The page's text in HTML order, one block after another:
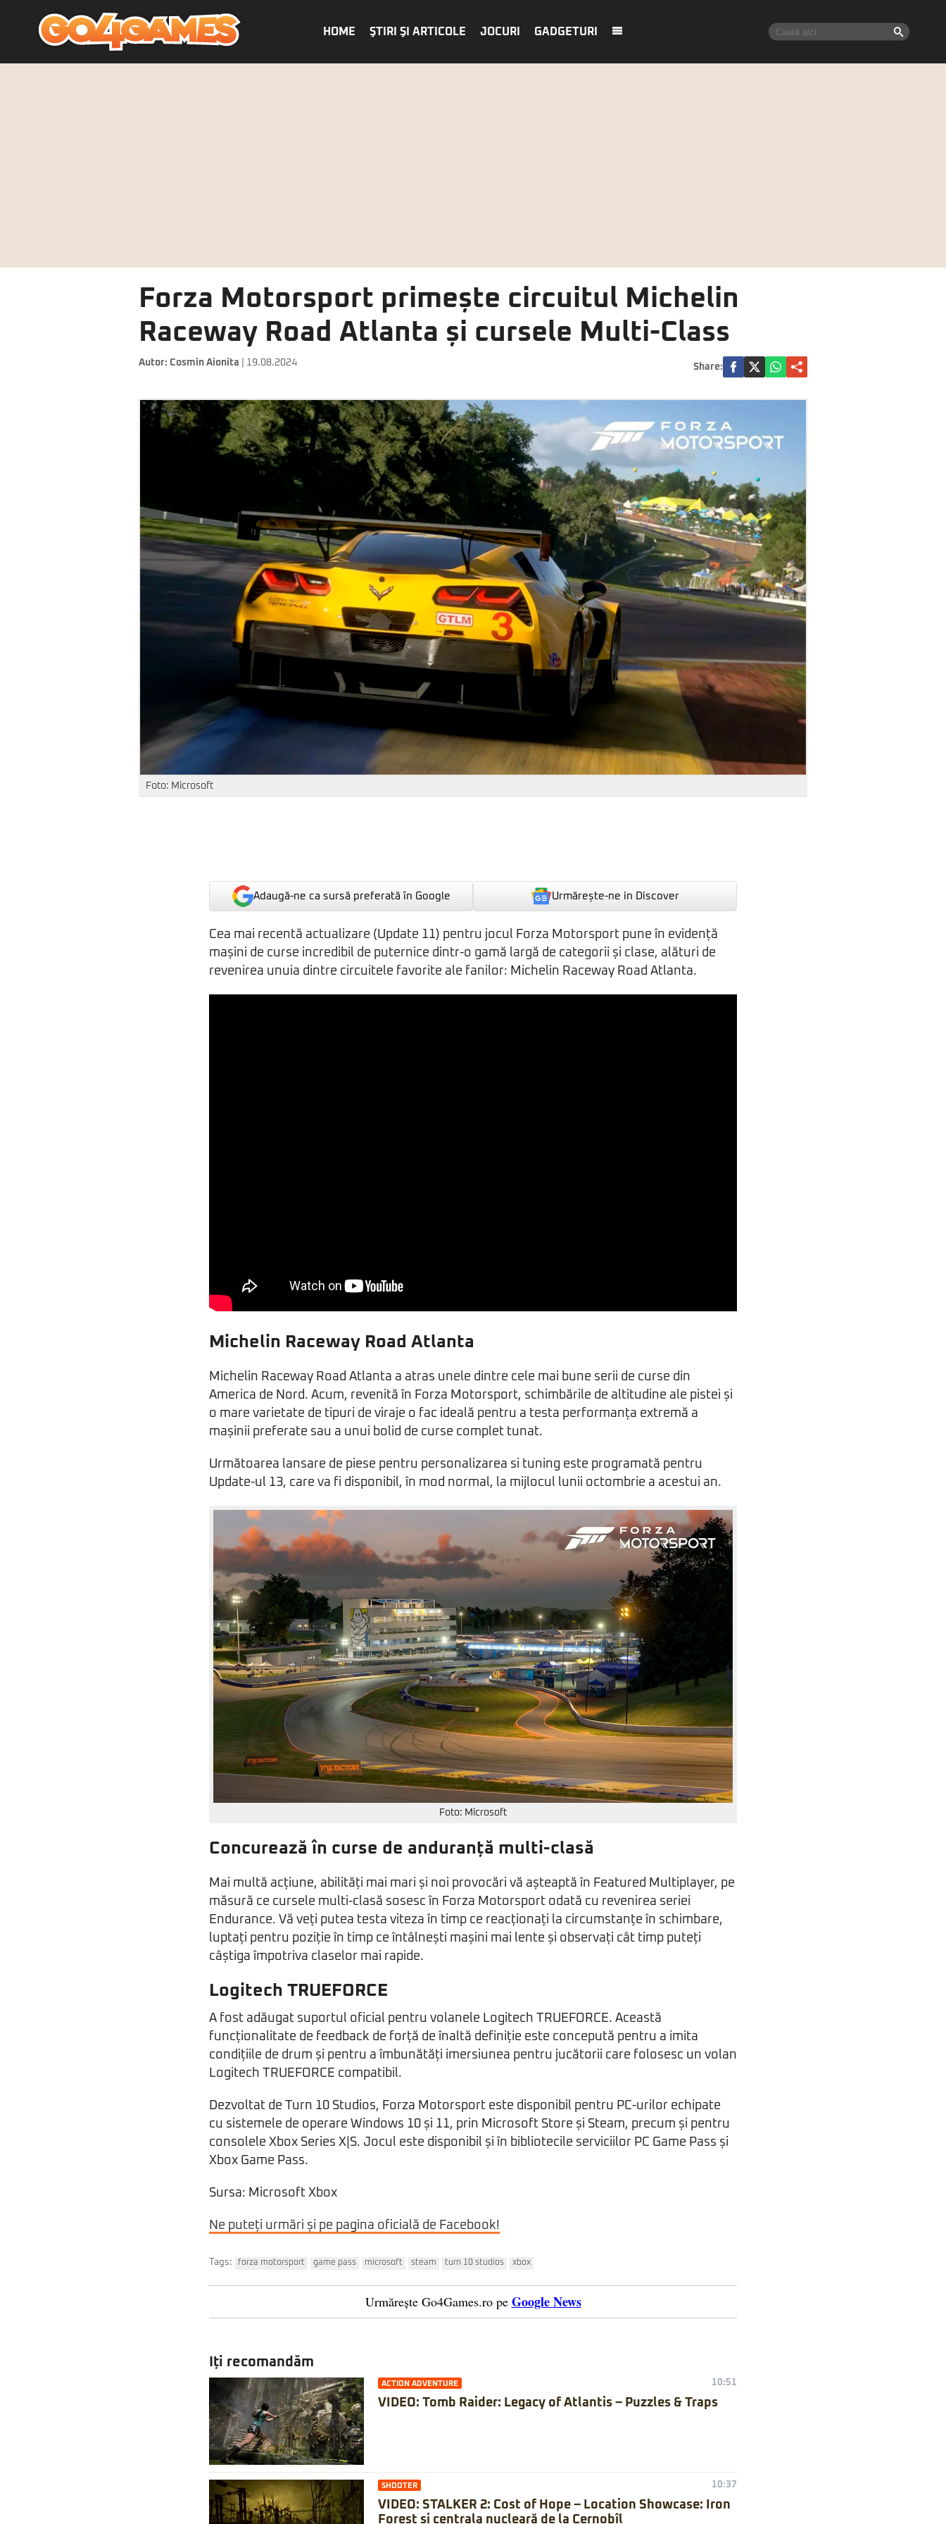
HOME ŞTIRI ŞI ARTICOLE JOCURI GADGETURI
Forza Motorsport primește circuitul Michelin
Raceway Road Atlanta și cursele Multi-Class
Autor: Cosmin Aionita | 19.08.2024 Share:
Foto: Microsoft
Adaugă-ne ca sursă preferată în Google Urmărește-ne in Discover
Cea mai recentă actualizare (Update 11) pentru jocul Forza Motorsport pune în evidență
mașini de curse incredibil de puternice dintr-o gamă largă de categorii și clase, alături de
revenirea unuia dintre circuitele favorite ale fanilor: Michelin Raceway Road Atlanta.
Michelin Raceway Road Atlanta
Michelin Raceway Road Atlanta a atras unele dintre cele mai bune serii de curse din
America de Nord. Acum, revenită în Forza Motorsport, schimbările de altitudine ale pistei și
o mare varietate de tipuri de viraje o fac ideală pentru a testa performanța extremă a
mașinii preferate sau a unui bolid de curse complet tunat.
Următoarea lansare de piese pentru personalizarea si tuning este programată pentru
Update-ul 13, care va fi disponibil, în mod normal, la mijlocul lunii octombrie a acestui an.
Foto: Microsoft
Concurează în curse de anduranță multi-clasă
Mai multă acțiune, abilități mai mari și noi provocări vă așteaptă în Featured Multiplayer, pe
măsură ce cursele multi-clasă sosesc în Forza Motorsport odată cu revenirea seriei
Endurance. Vă veți putea testa viteza în timp ce reacționați la circumstanțe în schimbare,
luptați pentru poziție în timp ce întâlnești mașini mai lente și observați cât timp puteți
câștiga împotriva claselor mai rapide.
Logitech TRUEFORCE
A fost adăugat suportul oficial pentru volanele Logitech TRUEFORCE. Această
funcționalitate de feedback de forță de înaltă definiție este concepută pentru a imita
condițiile de drum și pentru a îmbunătăți imersiunea pentru jucătorii care folosesc un volan
Logitech TRUEFORCE compatibil.
Dezvoltat de Turn 10 Studios, Forza Motorsport este disponibil pentru PC-urilor echipate
cu sistemele de operare Windows 10 și 11, prin Microsoft Store și Steam, precum și pentru
consolele Xbox Series X|S. Jocul este disponibil și în bibliotecile serviciilor PC Game Pass și
Xbox Game Pass.
Sursa: Microsoft Xbox
Ne puteți urmări și pe pagina oficială de Facebook!
Tags: forza motorsport game pass microsoft steam turn 10 studios xbox
Urmărește Go4Games.ro pe Google News
Iți recomandăm
ACTION ADVENTURE 10:51
VIDEO: Tomb Raider: Legacy of Atlantis – Puzzles & Traps
SHOOTER 10:37
VIDEO: STALKER 2: Cost of Hope – Location Showcase: Iron
Forest și centrala nucleară de la Cernobîl